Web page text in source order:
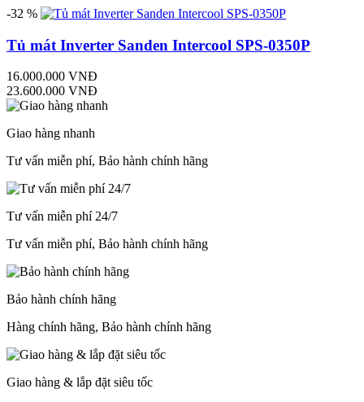
-32 %
Tủ mát Inverter Sanden Intercool SPS-0350P
16.000.000 VNĐ
23.600.000 VNĐ
Giao hàng nhanh
Tư vấn miễn phí, Bảo hành chính hãng
Tư vấn miễn phí 24/7
Tư vấn miễn phí, Bảo hành chính hãng
Bảo hành chính hãng
Hàng chính hãng, Bảo hành chính hãng
Giao hàng & lắp đặt siêu tốc